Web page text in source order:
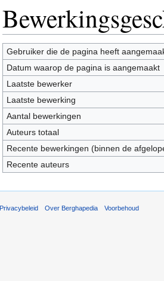
Gebruiker die de pagina heeft
Datum waarop de pagina is aangemaakt
Laatste bewerker
Laatste bewerking
Aantal bewerkingen
Auteurs totaal
Recente bewerkingen (binnen de
Recente auteurs
Privacybeleid Over Berghapedia Voorbehoud